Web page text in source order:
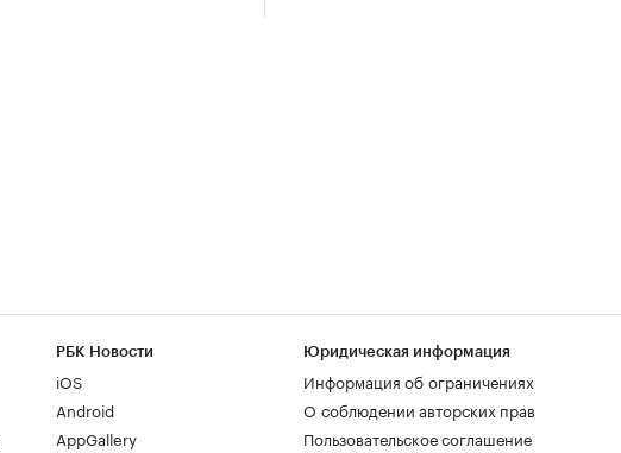
РБК Новости
iOS
Android
AppGallery
Юридическая информация
Информация об ограничениях
О соблюдении авторских прав
Пользовательское соглашение